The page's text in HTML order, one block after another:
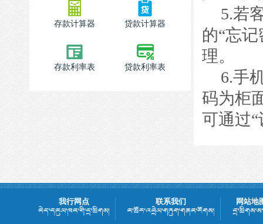
存款计算器 贷款计算器
存款利率表 贷款利率表
5.若
的“忘记
理。
6.手
码为柜
可通过“
我行网点 联系我们 网站地